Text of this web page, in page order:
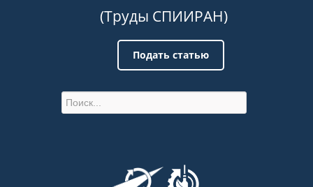
(Труды СПИИРАН)
Подать статью